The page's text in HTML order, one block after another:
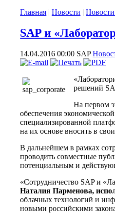
Главная |Новости |
SAP и
14.04.2016 00:00 SAP
решений
На первом
обеспечения
специализированной
на их основе вносить в
В дальнейшем в рамках
проводить совместные
потенциальным и
«Сотрудничество SAP и
Наталия Парменова,
облачных технологий и
новыми российскими